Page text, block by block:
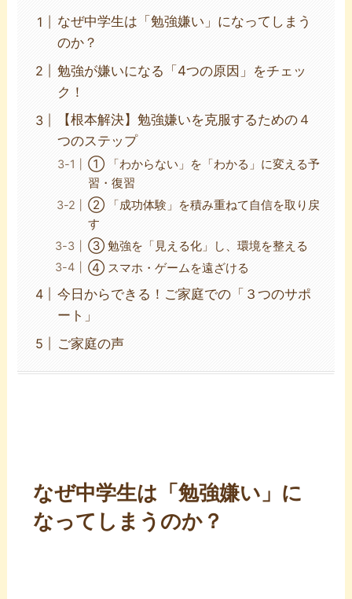
なぜ中学生は「勉強嫌い」になってしまう
のか？
勉強が嫌いになる「4つの原因」をチェッ
ク！
【根本解決】勉強嫌いを克服するための４
つのステップ
① 「わからない」を「わかる」に変える予
習・復習
② 「成功体験」を積み重ねて自信を取り戻
す
③ 勉強を「見える化」し、環境を整える
④ スマホ・ゲームを遠ざける
今日からできる！ご家庭での「３つのサポ
ート」
ご家庭の声
なぜ中学生は「勉強嫌い」に
なってしまうのか？